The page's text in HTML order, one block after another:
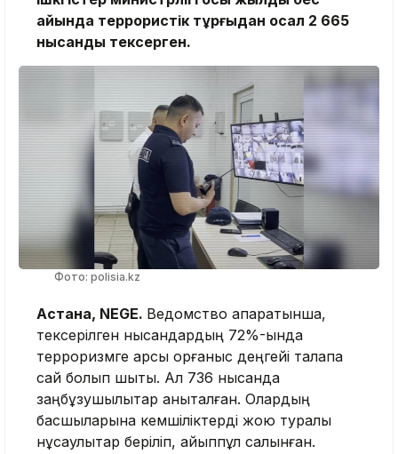
айында террористік тұрғыдан осал 2 665
нысанды тексерген.
Фото: polisia.kz
Астана, NEGE. Ведомство ақпаратынша,
тексерілген нысандардың 72%-ында
терроризмге қарсы қорғаныс деңгейі талапқа
сай болып шықты. Ал 736 нысанда
заңбұзушылықтар анықталған. Олардың
басшыларына кемшіліктерді жою туралы
нұсқаулықтар беріліп, айыппұл салынған.